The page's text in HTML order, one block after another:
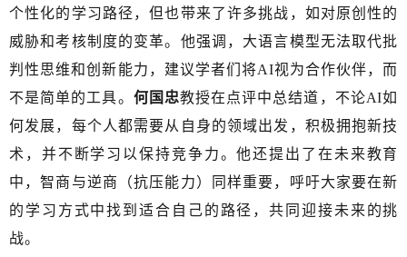
个性化的学习路径，但也带来了许多挑战，如对原创性的
威胁和考核制度的变革。他强调，大语言模型无法取代批
判性思维和创新能力，建议学者们将AI视为合作伙伴，而
不是简单的工具。 何国忠教授在点评中总结道，不论AI如
何发展，每个人都需要从自身的领域出发，积极拥抱新技
术，并不断学习以保持竞争力。他还提出了在未来教育
中，智商与逆商（抗压能力）同样重要，呼吁大家要在新
的学习方式中找到适合自己的路径，共同迎接未来的挑
战。